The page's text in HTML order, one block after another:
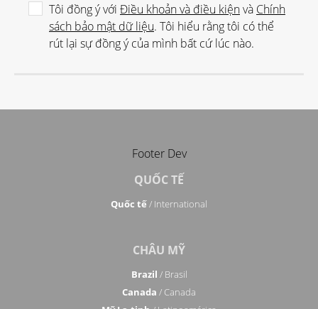
Tôi đồng ý với Điều khoản và điều kiệnvà Chính
sách bảo mật dữ liệu. Tôi hiểu rằng tôi có thể
rút lại sự đồng ý của mình bất cứ lúc nào.
Footer Dev
QUỐC TẾ
Quốc tế/ International
CHÂU MỸ
Brazil / Brasil
Canada / Canada